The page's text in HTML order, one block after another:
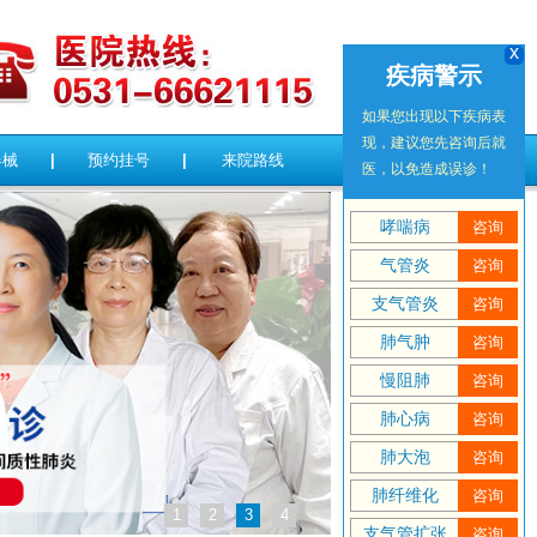
预约挂号 来院路线
1 2 3 4
疾病警示
如果您出现以下疾病表
现，建议您先咨询后就
医，以免造成误诊！
哮喘病 咨询
气管炎 咨询
支气管炎 咨询
肺气肿 咨询
慢阻肺 咨询
肺心病 咨询
肺大泡 咨询
肺纤维化 咨询
x